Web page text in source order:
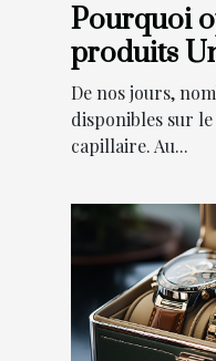
Pourquoi
produits
cheveux ?
De nos jours,
disponibles sur
capillaire. Au...